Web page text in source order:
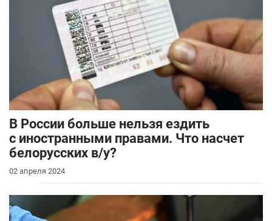
В России больше нельзя ездить
с иностранными правами. Что насчет
белорусских в/у?
02 апреля 2024